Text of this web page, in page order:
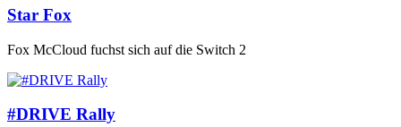
Star Fox
Fox McCloud fuchst sich auf die Switch 2
#DRIVE Rally